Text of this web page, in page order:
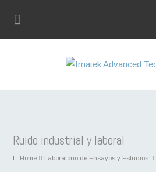
Ruido industrial y laboral
Home Laboratorio de Ensayos y Estudios